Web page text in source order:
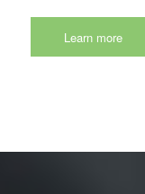
Learn more